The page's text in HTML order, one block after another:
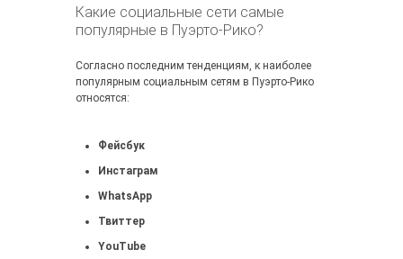
Какие социальные сети самые
популярные в Пуэрто-Рико?
Согласно последним тенденциям, к наиболее
популярным социальным сетям в Пуэрто-Рико
относятся:
Фейсбук
Инстаграм
WhatsApp
Твиттер
YouTube